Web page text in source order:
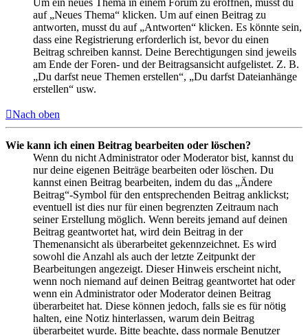
auf „Neues Thema“ klicken. Um auf einen Beitrag zu
antworten, musst du auf „Antworten“ klicken. Es könnte sein,
dass eine Registrierung erforderlich ist, bevor du einen
Beitrag schreiben kannst. Deine Berechtigungen sind jeweils
am Ende der Foren- und der Beitragsansicht aufgelistet. Z. B.
„Du darfst neue Themen erstellen“, „Du darfst Dateianhänge
erstellen“ usw.
Nach oben
Wie kann ich einen Beitrag bearbeiten oder löschen?
Wenn du nicht Administrator oder Moderator bist, kannst du
nur deine eigenen Beiträge bearbeiten oder löschen. Du
kannst einen Beitrag bearbeiten, indem du das „Ändere
Beitrag“-Symbol für den entsprechenden Beitrag anklickst;
eventuell ist dies nur für einen begrenzten Zeitraum nach
seiner Erstellung möglich. Wenn bereits jemand auf deinen
Beitrag geantwortet hat, wird dein Beitrag in der
Themenansicht als überarbeitet gekennzeichnet. Es wird
sowohl die Anzahl als auch der letzte Zeitpunkt der
Bearbeitungen angezeigt. Dieser Hinweis erscheint nicht,
wenn noch niemand auf deinen Beitrag geantwortet hat oder
wenn ein Administrator oder Moderator deinen Beitrag
überarbeitet hat. Diese können jedoch, falls sie es für nötig
halten, eine Notiz hinterlassen, warum dein Beitrag
überarbeitet wurde. Bitte beachte, dass normale Benutzer